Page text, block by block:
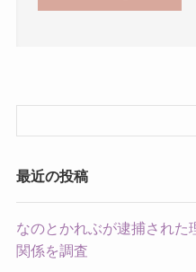
最近の投稿
なのとかれぶが逮捕された
関係を調査